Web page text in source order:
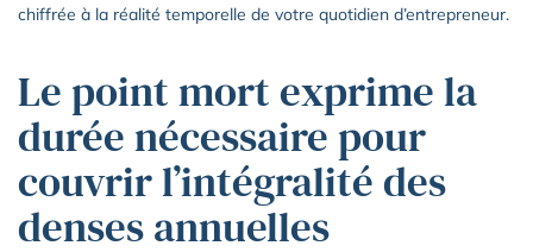
chiffrée à la réalité temporelle de votre quotidien d’entrepreneur.
Le point mort exprime la
durée nécessaire pour
couvrir l’intégralité des
denses annuelles